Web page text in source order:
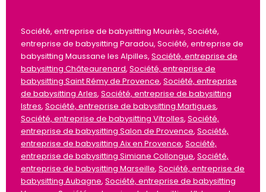
Société, entreprise de babysitting Mouriès, Société,
entreprise de babysitting Paradou, Société, entreprise de
babysitting Maussane les Alpilles, Société, entreprise de
babysitting Châteaurenard, Société, entreprise de
babysitting Saint Rémy de Provence, Société, entreprise
de babysitting Arles, Société, entreprise de babysitting
Istres, Société, entreprise de babysitting Martigues,
Société, entreprise de babysitting Vitrolles, Société,
entreprise de babysitting Salon de Provence, Société,
entreprise de babysitting Aix en Provence, Société,
entreprise de babysitting Simiane Collongue, Société,
entreprise de babysitting Marseille, Société, entreprise de
babysitting Aubagne, Société, entreprise de babysitting